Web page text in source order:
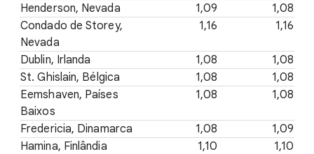
Henderson, Nevada 1,09
1,08
Condado de Storey,
Nevada
1,16 1,16
Dublin, Irlanda 1,08
1,08
St. Ghislain, Bélgica
1,08
1,08
Eemshaven, Países
Baixos
1,08 1,08
Fredericia, Dinamarca 1,08
1,09
Hamina, Finlândia
1,10
1,10